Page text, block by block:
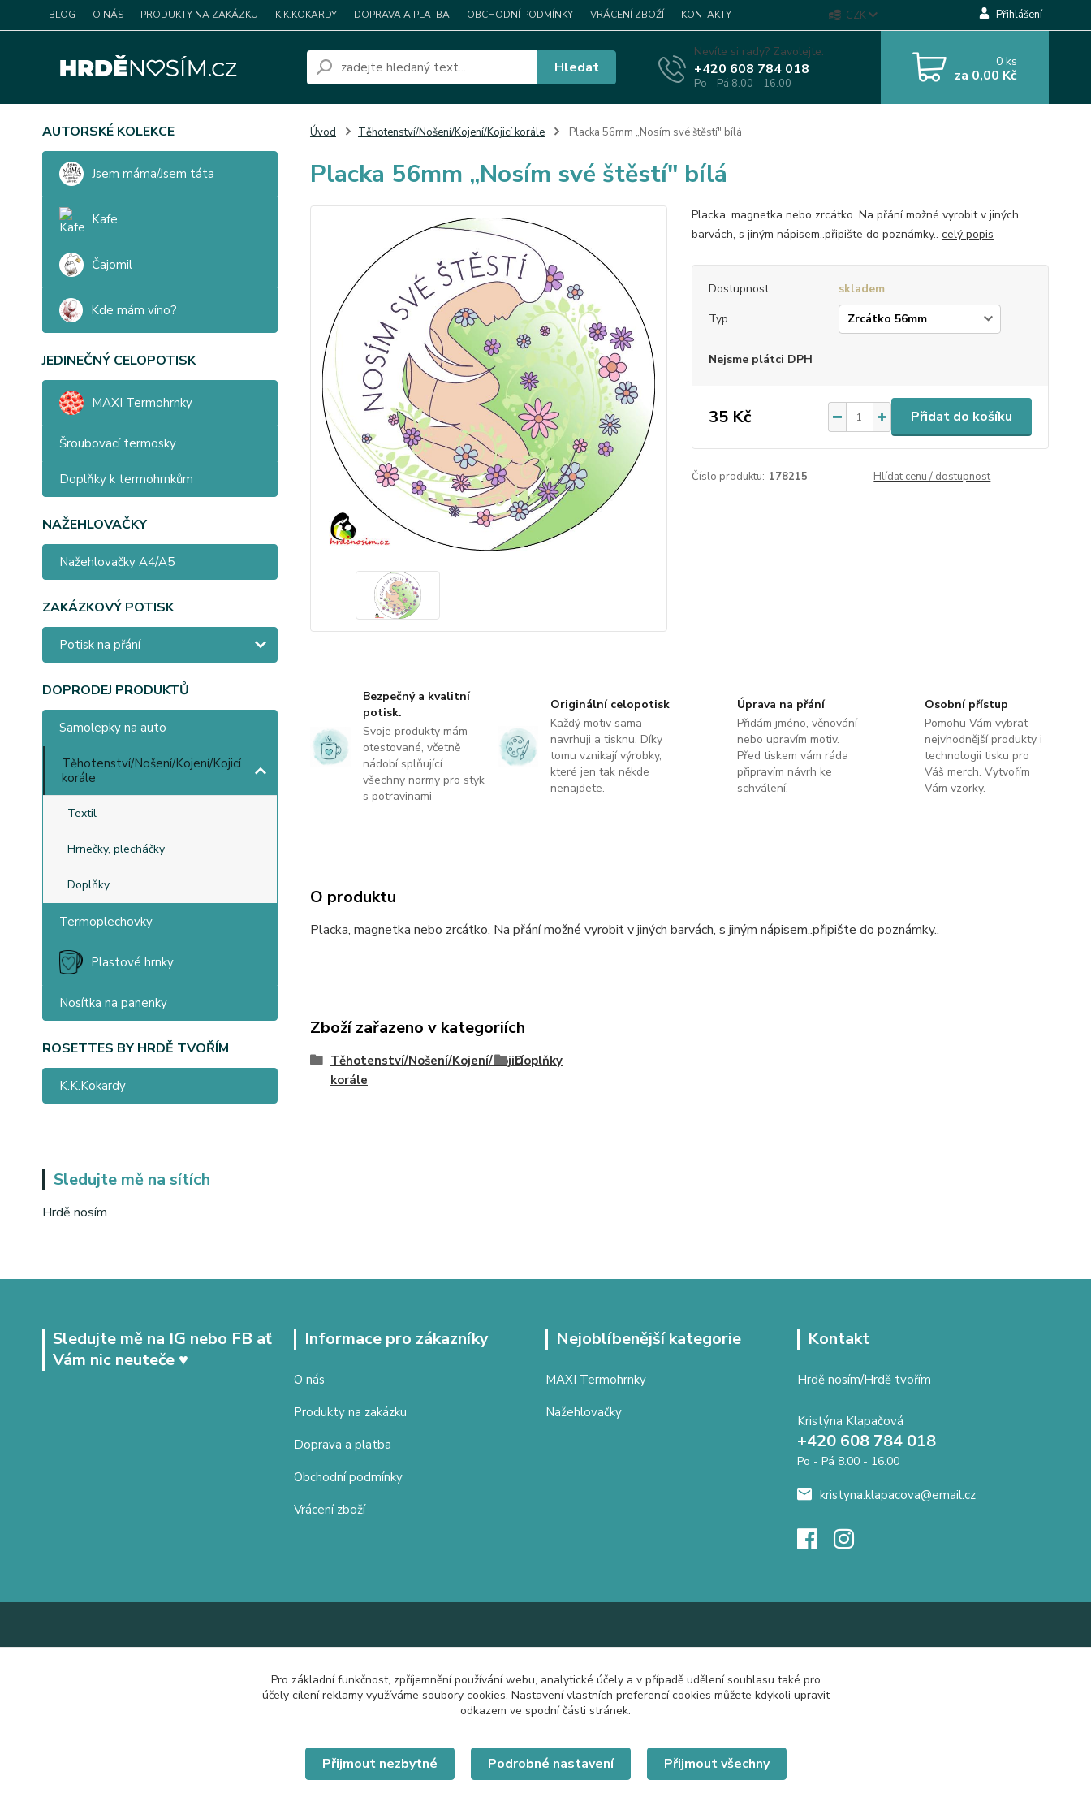
BLOG O NÁS PRODUKTY NA ZAKÁZKU K.K.KOKARDY DOPRAVA A PLATBA OBCHODNÍ PODMÍNKY VRÁCENÍ ZBOŽÍ KONTAKTY CZK Přihlášení
Hledat
Nevíte si rady? Zavolejte.
+420 608 784 018
Po - Pá 8.00 - 16.00
0ks
za 0,00 Kč
AUTORSKÉ KOLEKCE
Jsem máma/Jsem táta
Kafe
Čajomil
Kde mám víno?
JEDINEČNÝ CELOPOTISK
MAXI Termohrnky
Šroubovací termosky
Doplňky k termohrnkům
NAŽEHLOVAČKY
Nažehlovačky A4/A5
ZAKÁZKOVÝ POTISK
Potisk na přání
DOPRODEJ PRODUKTŮ
Samolepky na auto
Těhotenství/Nošení/Kojení/Kojicí
korále
Textil
Hrnečky, plecháčky
Doplňky
Termoplechovky
Plastové hrnky
Nosítka na panenky
ROSETTES BY HRDĚ TVOŘÍM
K.K.Kokardy
Sledujte mě na sítích
Hrdě nosím
Úvod Těhotenství/Nošení/Kojení/Kojicí korále Placka 56mm „Nosím své štěstí" bílá
Placka 56mm „Nosím své štěstí" bílá
Placka, magnetka nebo zrcátko. Na přání možné vyrobit v jiných
barvách, s jiným nápisem..připište do poznámky.. celý popis
Dostupnost
skladem
Typ
Nejsme plátci DPH
35 Kč Přidat do košíku
Číslo produktu: 178215 Hlídat cenu / dostupnost
Bezpečný a kvalitní
potisk.
Svoje produkty mám
otestované, včetně
nádobí splňující
všechny normy pro styk
s potravinami
Originální celopotisk
Každý motiv sama
navrhuji a tisknu. Díky
tomu vznikají výrobky,
které jen tak někde
nenajdete.
Úprava na přání
Přidám jméno, věnování
nebo upravím motiv.
Před tiskem vám ráda
připravím návrh ke
schválení.
Osobní přístup
Pomohu Vám vybrat
nejvhodnější produkty i
technologii tisku pro
Váš merch. Vytvořím
Vám vzorky.
O produktu
Placka, magnetka nebo zrcátko. Na přání možné vyrobit v jiných barvách, s jiným nápisem..připište do poznámky..
Zboží zařazeno v kategoriích
Těhotenství/Nošení/Kojení/Kojicí
korále
Doplňky
Sledujte mě na IG nebo FB ať
Vám nic neuteče ♥
Informace pro zákazníky
O nás
Produkty na zakázku
Doprava a platba
Obchodní podmínky
Vrácení zboží
Nejoblíbenější kategorie
MAXI Termohrnky
Nažehlovačky
Kontakt
Hrdě nosím/Hrdě tvořím
Kristýna Klapačová
+420 608 784 018
Po - Pá 8.00 - 16.00
kristyna.klapacova@email.cz
Pro základní funkčnost, zpříjemnění používání webu, analytické účely a v případě udělení souhlasu také pro
účely cílení reklamy využíváme soubory cookies. Nastavení vlastních preferencí cookies můžete kdykoli upravit
odkazem ve spodní části stránek.
Přijmout nezbytné Podrobné nastavení Přijmout všechny